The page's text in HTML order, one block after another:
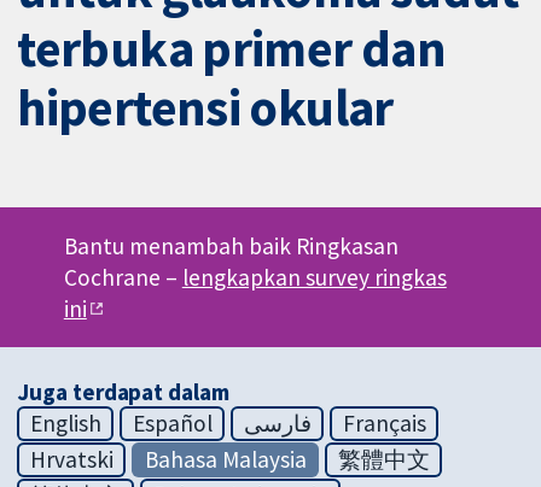
terbuka primer dan
hipertensi okular
Bantu menambah baik Ringkasan
Cochrane – lengkapkan survey ringkas
ini
Juga terdapat dalam
English
Español فارسی
Français
Hrvatski
Bahasa Malaysia
繁體中文